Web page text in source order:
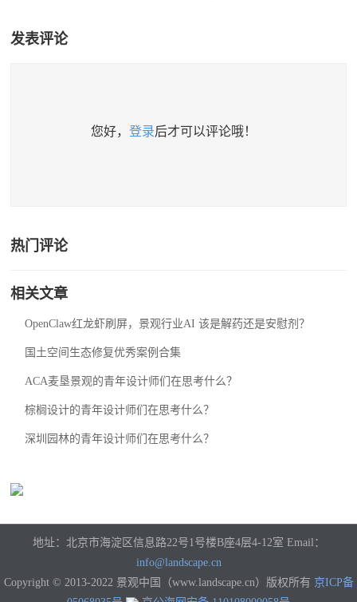
发表评论
您好， 登录后才可以评论哦！
热门评论
相关文章
OpenClaw红龙虾刷屏，景观行业AI 该是解药还是安慰剂？
国土空间生态修复优秀案例合集
ACA麦垦景观的青年设计师们在思考什么？
棕榈设计的青年设计师们在思考什么？
深圳园林的青年设计师们在思考什么？
地址：北京市海淀区信息路22号1号楼B座4层4-12室 Email：
info@landscape.cn
Copyright © 2013-2022 景观中国（www.landscape.cn）版权所有 京ICP备